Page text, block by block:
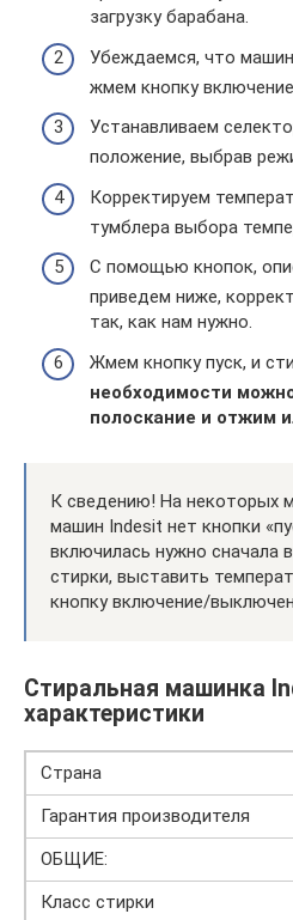
загрузку барабана.
Убеждаемся, что
жмем кнопку включение.
Устанавливаем
положение, выбрав
Корректируем
тумблера выбора
С помощью кнопок,
приведем ниже,
так, как нам нужно.
Жмем кнопку пуск, и
необходимости
полоскание и отжим
К сведению! На некоторых
машин Indesit нет кнопки
включилась нужно сначала
стирки, выставить
кнопку включение/
Стиральная машинка
характеристики
Страна
Гарантия производителя
ОБЩИЕ:
Класс стирки